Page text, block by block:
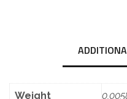
Weight